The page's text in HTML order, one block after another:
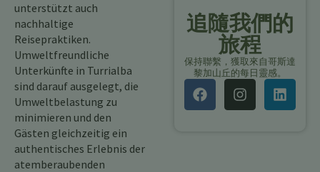
unterstützt auch
nachhaltige
Reisepraktiken.
Umweltfreundliche
Unterkünfte in Turrialba
sind darauf ausgelegt, die
Umweltbelastung zu
minimieren und den
Gästen gleichzeitig ein
authentisches Erlebnis der
atemberaubenden
追隨我們的
旅程
保持聯繫，獲取來自哥斯達
黎加山丘的每日靈感。